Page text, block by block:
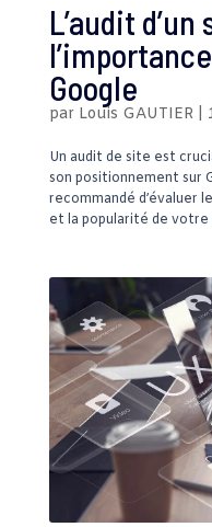
L’audit
Google
par Louis GAUTIER
Un audit de site est
son positionnement sur
recommandé d’évaluer
et la popularité de votre